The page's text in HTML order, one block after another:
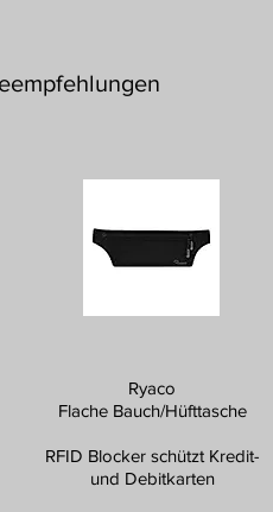
Ryaco
Flache Bauch/Hüfttasche
RFID Blocker schützt Kredit-
und Debitkarten